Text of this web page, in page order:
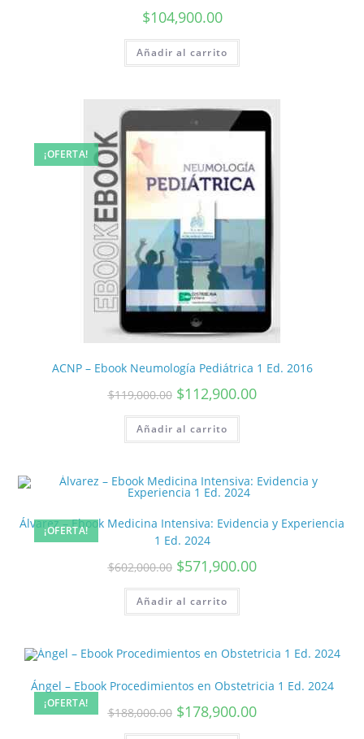
$104,900.00
Añadir al carrito
¡OFERTA!
ACNP – Ebook Neumología Pediátrica 1 Ed. 2016
$119,000.00 $112,900.00
Añadir al carrito
¡OFERTA!
Álvarez – Ebook Medicina Intensiva: Evidencia y Experiencia
1 Ed. 2024
$602,000.00 $571,900.00
Añadir al carrito
¡OFERTA!
Ángel – Ebook Procedimientos en Obstetricia 1 Ed. 2024
$188,000.00 $178,900.00